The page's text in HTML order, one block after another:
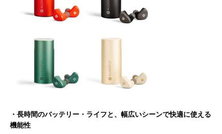
・長時間のバッテリー・ライフと、幅広いシーンで快適に使える
機能性